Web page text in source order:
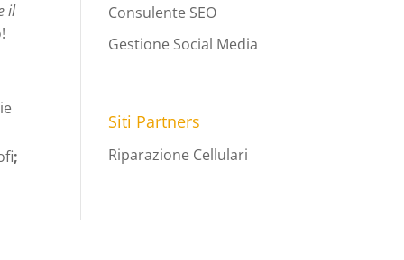
il
;
Consulente SEO
Gestione Social Media
Siti Partners
Riparazione Cellulari